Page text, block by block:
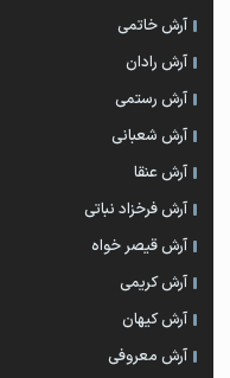
آرش خاتمی
آرش رادان
آرش رستمی
آرش شعبانی
آرش عنقا
آرش فرخزاد نباتی
آرش قیصر خواه
آرش کریمی
آرش کیهان
آرش معروفی